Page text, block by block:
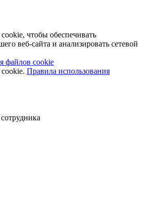
чтобы обеспечивать
веб-сайта и анализировать сетевой
файлов cookie
Правила использования